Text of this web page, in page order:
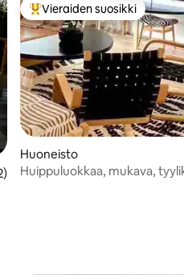
arvio 4,87/5, 82
Vieraiden suosikkien
Vieraiden suosikki
Huoneisto
Huippuluokkaa, mukava,